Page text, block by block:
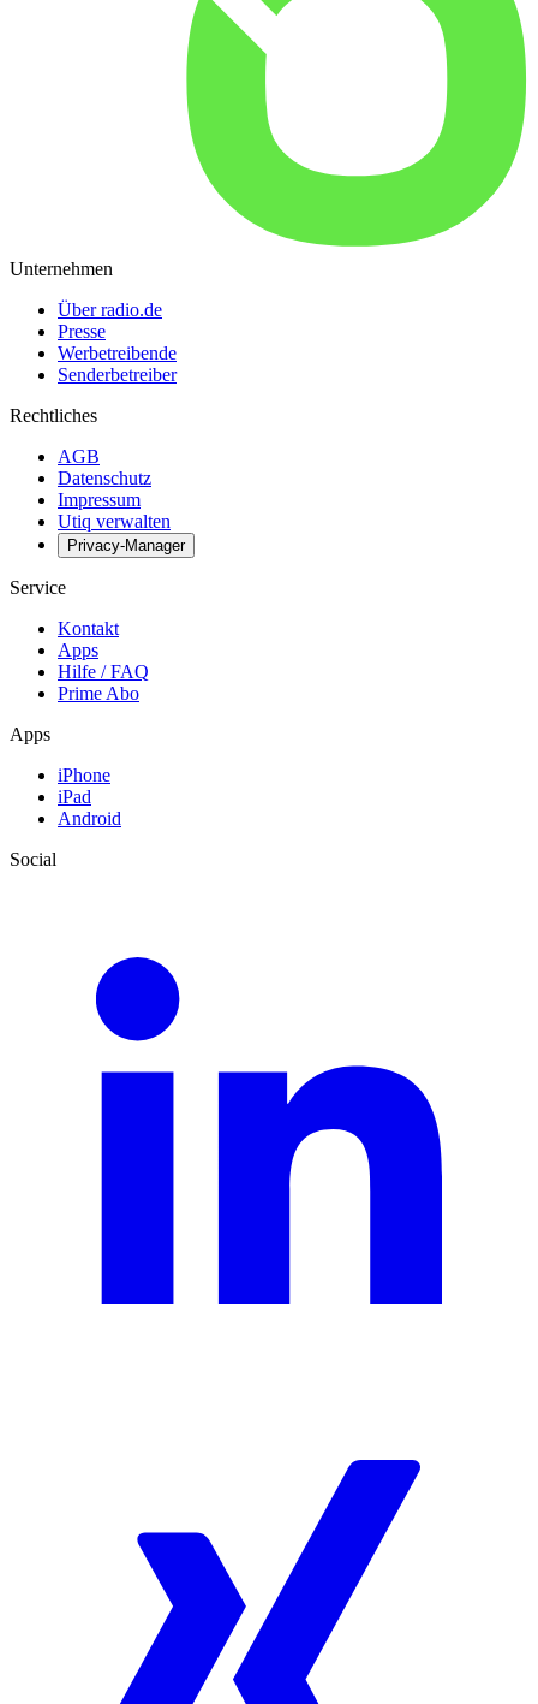
Unternehmen
Über radio.de
Presse
Werbetreibende
Senderbetreiber
Rechtliches
AGB
Datenschutz
Impressum
Utiq verwalten
Privacy-Manager
Service
Kontakt
Apps
Hilfe / FAQ
Prime Abo
Apps
iPhone
iPad
Android
Social